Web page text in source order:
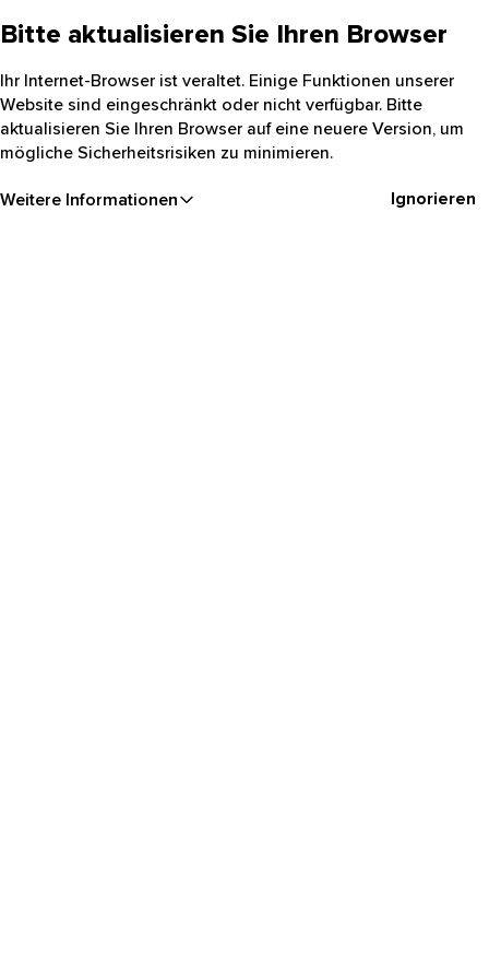
Bitte aktualisieren Sie Ihren Browser
Ihr Internet-Browser ist veraltet. Einige Funktionen unserer
Website sind eingeschränkt oder nicht verfügbar. Bitte
aktualisieren Sie Ihren Browser auf eine neuere Version, um
mögliche Sicherheitsrisiken zu minimieren.
Weitere Informationen Ignorieren